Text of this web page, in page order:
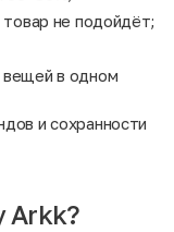
товар не подойдёт;
вещей в одном
и сохранности
Arkk?